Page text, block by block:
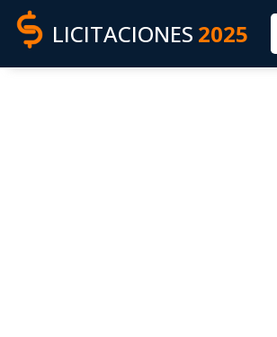
LICITACIONES 2025